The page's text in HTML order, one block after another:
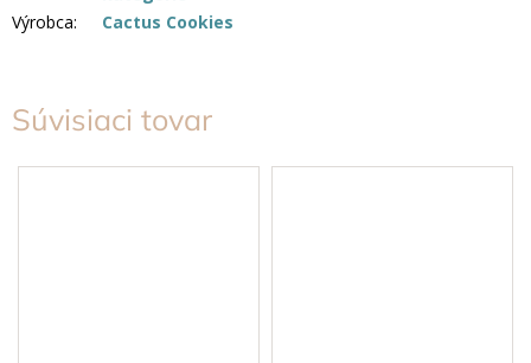
Súvisiaci tovar
Výrobca: Cactus Cookies